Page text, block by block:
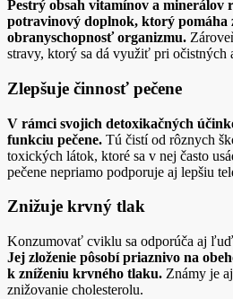
Pestrý obsah vitamínov a minerálov
potravinový doplnok, ktorý pomáha
obranyschopnosť organizmu.
stravy, ktorý sa dá využiť pri očistných
Zlepšuje činnosť pečene
V rámci svojich detoxikačných
funkciu pečene. Tú čistí od rôznych
toxických látok, ktoré sa v nej často
pečene nepriamo podporuje aj lepšiu
Znižuje krvný tlak
Konzumovať cviklu sa odporúča aj
Jej zloženie pôsobí priaznivo na
k zníženiu krvného tlaku. Známy je
znižovanie cholesterolu.